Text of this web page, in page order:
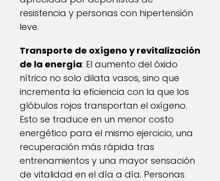
resistencia y personas con hipertensión
leve.
Transporte de oxígeno y revitalización
de la energía: El aumento del óxido
nítrico no solo dilata vasos, sino que
incrementa la eficiencia con la que los
glóbulos rojos transportan el oxígeno.
Esto se traduce en un menor costo
energético para el mismo ejercicio, una
recuperación más rápida tras
entrenamientos y una mayor sensación
de vitalidad en el día a día. Personas